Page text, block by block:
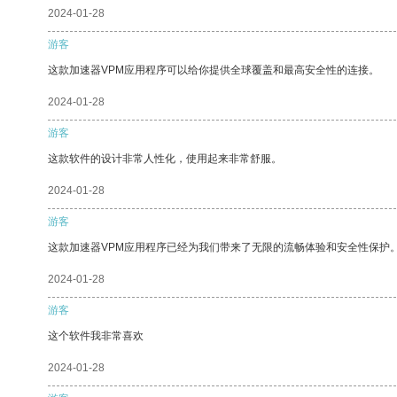
2024-01-28
游客
这款加速器VPM应用程序可以给你提供全球覆盖和最高安全性的连接。
2024-01-28
游客
这款软件的设计非常人性化，使用起来非常舒服。
2024-01-28
游客
这款加速器VPM应用程序已经为我们带来了无限的流畅体验和安全性保护
2024-01-28
游客
这个软件我非常喜欢
2024-01-28